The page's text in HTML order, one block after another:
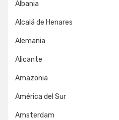
Albania
Alcalá de Henares
Alemania
Alicante
Amazonia
América del Sur
Amsterdam